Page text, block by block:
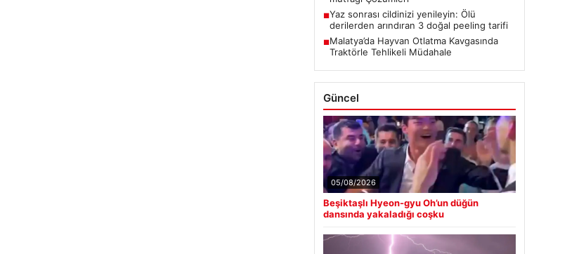
■Yaz sonrası cildinizi yenileyin: Ölü
derilerden arındıran 3 doğal peeling tarifi
■Malatya’da Hayvan Otlatma Kavgasında
Traktörle Tehlikeli Müdahale
Güncel
05/08/2026
Beşiktaşlı Hyeon-gyu Oh’un düğün
dansında yakaladığı coşku